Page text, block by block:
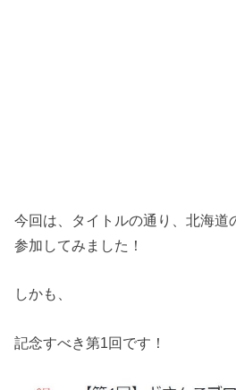
今回は、タイトルの通り、北海道
参加してみました！
しかも、
記念すべき第1回です！